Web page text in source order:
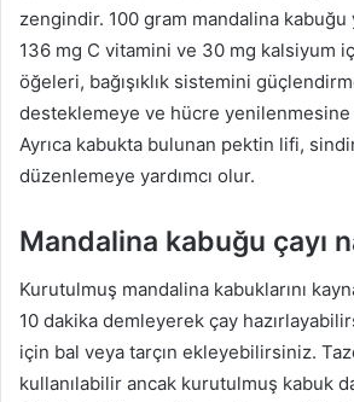
zengindir. 100 gram mandalina kabuğu
136 mg C vitamini ve 30 mg kalsiyum
öğeleri, bağışıklık sistemini
desteklemeye ve hücre yenilenmesine
Ayrıca kabukta bulunan pektin lifi,
düzenlemeye yardımcı olur.
Mandalina kabuğu çayı
Kurutulmuş mandalina kabuklarını
10 dakika demleyerek çay
için bal veya tarçın ekleyebilirsiniz.
kullanılabilir ancak kurutulmuş kabuk